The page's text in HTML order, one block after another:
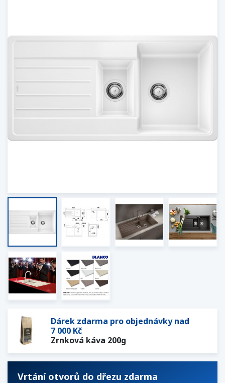
Dárek zdarma pro objednávky nad
7 000 Kč
Zrnková káva 200g
Vrtání otvorů do dřezu zdarma